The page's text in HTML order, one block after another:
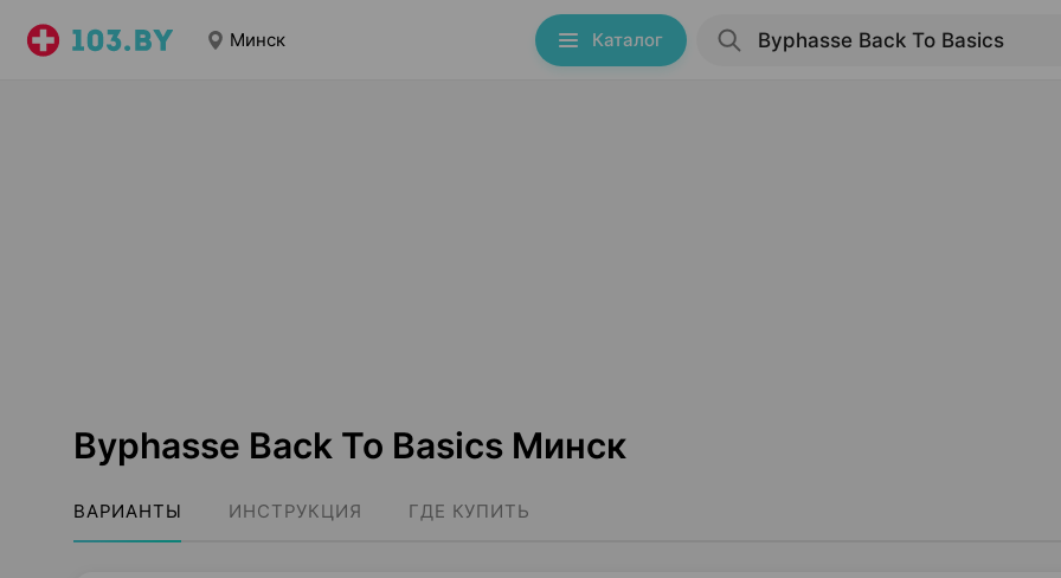
Минск Каталог
Byphasse Back To Basics Минск
ВАРИАНТЫ ИНСТРУКЦИЯ ГДЕ КУПИТЬ